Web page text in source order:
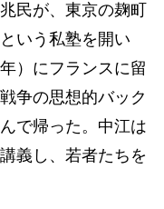
民が、東京の麹町
いう私塾を開い
）にフランスに留
争の思想的バック
で帰った。中江は
義し、若者たちを